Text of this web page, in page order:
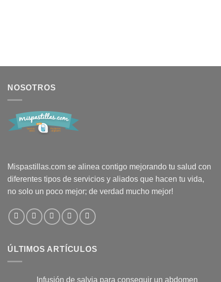
NOSOTROS
Mispastillas.com se alinea contigo mejorando tu salud con
diferentes tipos de servicios y aliados que hacen tu vida,
no solo un poco mejor; de verdad mucho mejor!
ÚLTIMOS ARTÍCULOS
Infusión de salvia para conseguir un abdomen